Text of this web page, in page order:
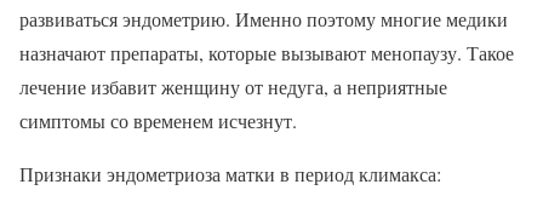
развиваться эндометрию. Именно поэтому многие медики
назначают препараты, которые вызывают менопаузу. Такое
лечение избавит женщину от недуга, а неприятные
симптомы со временем исчезнут.
Признаки эндометриоза матки в период климакса: